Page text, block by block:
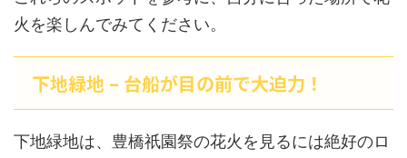
火を楽しんでみてください。
下地緑地 – 台船が目の前で大迫力！
下地緑地は、豊橋祇園祭の花火を見るには絶好のロ